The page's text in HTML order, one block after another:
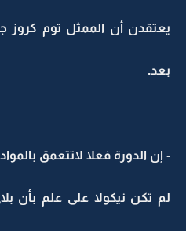
يعتقدن أن الممثل توم كروز
بعد.
- إن الدورة فعلا لاتتعمق
لم تكن نيكولا على علم بأن